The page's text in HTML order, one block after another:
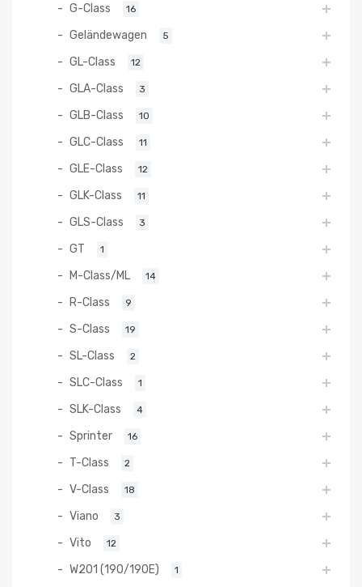
G-Class 16
Geländewagen 5
GL-Class 12
GLA-Class 3
GLB-Class 10
GLC-Class 11
GLE-Class 12
GLK-Class 11
GLS-Class 3
GT 1
M-Class/ML 14
R-Class 9
S-Class 19
SL-Class 2
SLC-Class 1
SLK-Class 4
Sprinter 16
T-Class 2
V-Class 18
Viano 3
Vito 12
W201 (190/190E) 1